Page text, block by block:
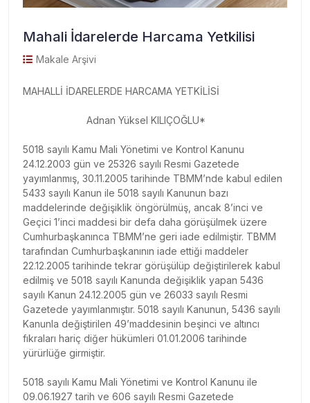
Mahali İdarelerde Harcama Yetkilisi
Makale Arşivi
MAHALLİ İDARELERDE HARCAMA YETKİLİSİ
Adnan Yüksel KILIÇOĞLU*
5018 sayılı Kamu Mali Yönetimi ve Kontrol Kanunu
24.12.2003 gün ve 25326 sayılı Resmi Gazetede
yayımlanmış, 30.11.2005 tarihinde TBMM’nde kabul edilen
5433 sayılı Kanun ile 5018 sayılı Kanunun bazı
maddelerinde değişiklik öngörülmüş, ancak 8’inci ve
Geçici 1’inci maddesi bir defa daha görüşülmek üzere
Cumhurbaşkanınca TBMM’ne geri iade edilmiştir. TBMM
tarafından Cumhurbaşkanının iade ettiği maddeler
22.12.2005 tarihinde tekrar görüşülüp değiştirilerek kabul
edilmiş ve 5018 sayılı Kanunda değişiklik yapan 5436
sayılı Kanun 24.12.2005 gün ve 26033 sayılı Resmi
Gazetede yayımlanmıştır. 5018 sayılı Kanunun, 5436 sayılı
Kanunla değiştirilen 49’maddesinin beşinci ve altıncı
fıkraları hariç diğer hükümleri 01.01.2006 tarihinde
yürürlüğe girmiştir.
5018 sayılı Kamu Mali Yönetimi ve Kontrol Kanunu ile
09.06.1927 tarih ve 606 sayılı Resmi Gazetede